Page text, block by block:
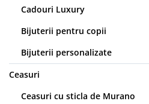
Cadouri Luxury
Bijuterii pentru copii
Bijuterii personalizate
Ceasuri
Ceasuri cu sticla de Murano